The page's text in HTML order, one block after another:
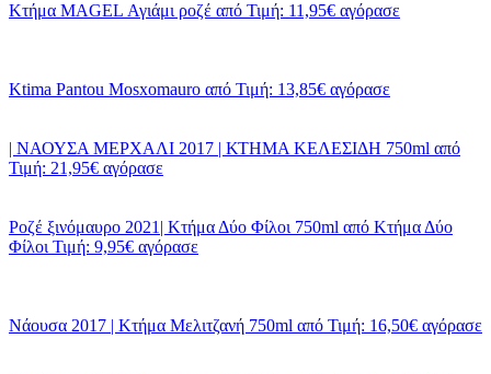
Κτήμα MAGEL Αγιάμι ροζέ από Τιμή: 11,95€ αγόρασε
Ktima Pantou Mosxomauro από Τιμή: 13,85€ αγόρασε
| ΝΑΟΥΣΑ ΜΕΡΧΑΛΙ 2017 | ΚΤΗΜΑ ΚΕΛΕΣΙΔΗ 750ml από
Τιμή: 21,95€ αγόρασε
Ροζέ ξινόμαυρο 2021| Κτήμα Δύο Φίλοι 750ml από Κτήμα Δύο
Φίλοι Τιμή: 9,95€ αγόρασε
Νάουσα 2017 | Κτήμα Μελιτζανή 750ml από Τιμή: 16,50€ αγόρασε